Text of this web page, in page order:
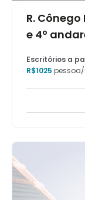
R. Cônego
e 4º
Escritórios a
R$1025